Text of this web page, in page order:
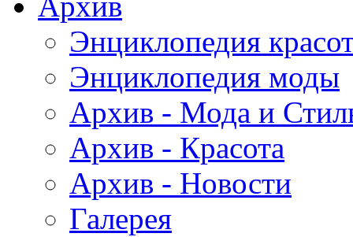
Энциклопедия
Энциклопедия моды
Архив - Мода и
Архив - Красота
Архив - Новости
Галерея